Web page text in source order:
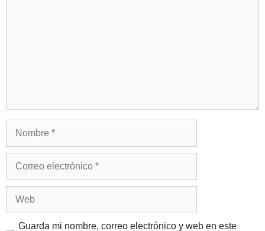
Guarda mi nombre, correo electrónico y web en este